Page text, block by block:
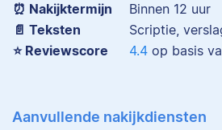
⏰ Nakijktermijn
Binnen 12 uur
📄 Teksten
Scriptie,
⭐️ Reviewscore
4.4 op basis
Aanvullende nakijkdiensten
geredigeerd.